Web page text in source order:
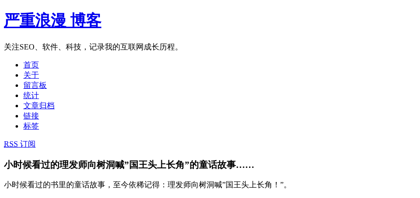
严重浪漫 博客
关注SEO、软件、科技，记录我的互联网成长历程。
首页
关于
留言板
统计
文章归档
链接
标签
RSS 订阅
小时候看过的理发师向树洞喊”国王头上长角”的童话故事……
小时候看过的书里的童话故事，至今依稀记得：理发师向树洞喊”国王头上长角！”。